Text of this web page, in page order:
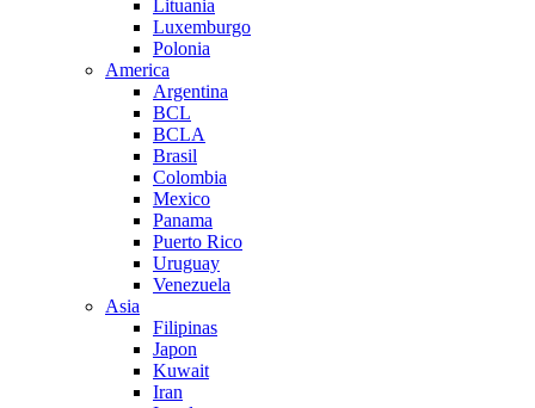
Lituania
Luxemburgo
Polonia
America
Argentina
BCL
BCLA
Brasil
Colombia
Mexico
Panama
Puerto Rico
Uruguay
Venezuela
Asia
Filipinas
Japon
Kuwait
Iran